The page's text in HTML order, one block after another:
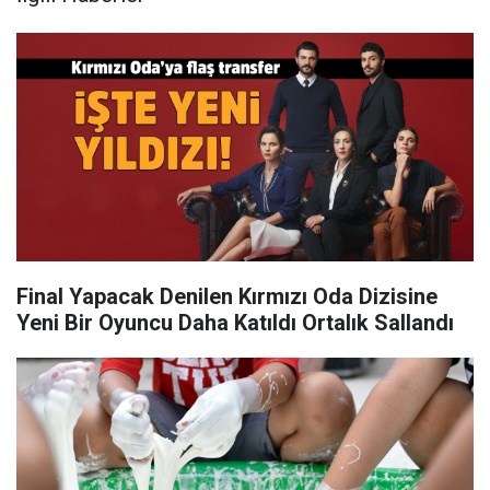
Final Yapacak Denilen Kırmızı Oda Dizisine
Yeni Bir Oyuncu Daha Katıldı Ortalık Sallandı